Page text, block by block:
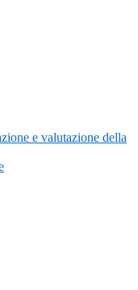
e valutazione della